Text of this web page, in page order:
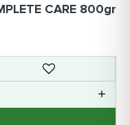
CARE 800gr